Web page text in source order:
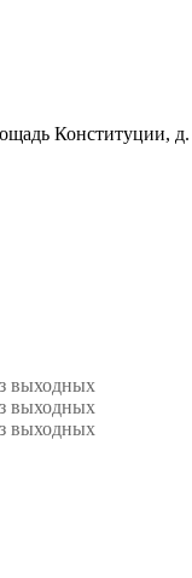
Конституции,
выходных
выходных
выходных